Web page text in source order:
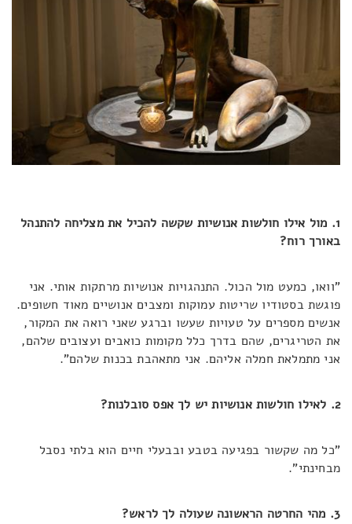
1. מול אילו חולשות אנושיות שקשה להכיל את מצליחה להתנהל
באורך רוח?
"וואו, כמעט מול הכול. התנהגויות אנושיות מרתקות אותי. אני
פוגשת בסטודיו שריטות עמוקות ומצבים אנושיים מאוד חשופים.
אנשים מספרים על טעויות שעשו וברגע שאני רואה את המקור,
את הטריגרים, שהם בדרך כלל מקומות כואבים ועצובים שלהם,
אני מתמלאת חמלה אליהם. אני מתאהבת בכנות שלהם".
2. לאילו חולשות אנושיות יש לך אפס סובלנות?
"כל מה שקשור בפגיעה בטבע ובבעלי חיים הוא בלתי נסבל
מבחינתי".
3. מהי החרטה הראשונה שעולה לך לראש?